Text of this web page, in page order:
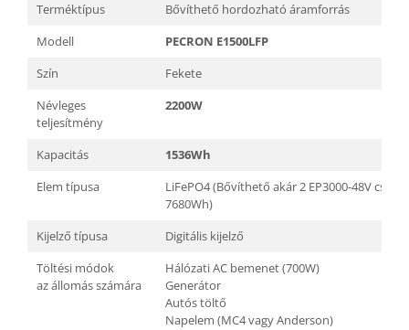
Terméktípus
Bővíthető hordozható áramforrás
Modell
PECRON E1500LFP
Szín
Fekete
Névleges
teljesítmény
2200W
Kapacitás
1536Wh
Elem típusa
LiFePO4 (Bővíthető akár 2 EP3000-48V
7680Wh)
Kijelző típusa
Digitális kijelző
Töltési módok
az állomás számára
Hálózati AC bemenet (700W)
Generátor
Autós töltő
Napelem (MC4 vagy Anderson)